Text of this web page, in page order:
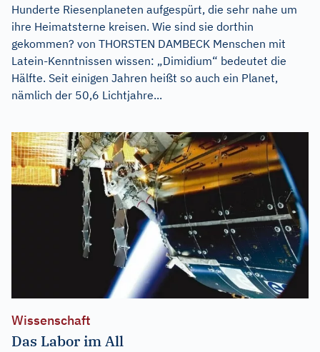
Hunderte Riesenplaneten aufgespürt, die sehr nahe um
ihre Heimatsterne kreisen. Wie sind sie dorthin
gekommen? von THORSTEN DAMBECK Menschen mit
Latein-Kenntnissen wissen: „Dimidium“ bedeutet die
Hälfte. Seit einigen Jahren heißt so auch ein Planet,
nämlich der 50,6 Lichtjahre...
Wissenschaft
Das Labor im All